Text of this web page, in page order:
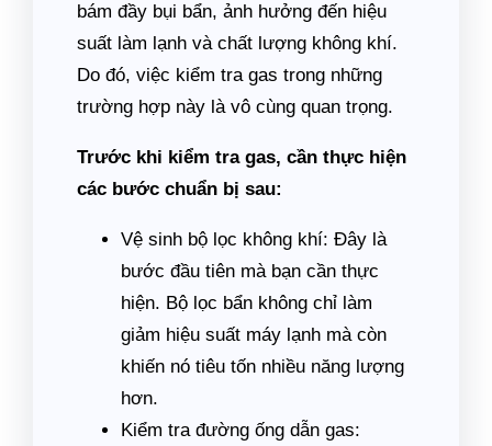
bám đầy bụi bẩn, ảnh hưởng đến hiệu
suất làm lạnh và chất lượng không khí.
Do đó, việc kiểm tra gas trong những
trường hợp này là vô cùng quan trọng.
Trước khi kiểm tra gas, cần thực hiện
các bước chuẩn bị sau:
Vệ sinh bộ lọc không khí: Đây là
bước đầu tiên mà bạn cần thực
hiện. Bộ lọc bẩn không chỉ làm
giảm hiệu suất máy lạnh mà còn
khiến nó tiêu tốn nhiều năng lượng
hơn.
Kiểm tra đường ống dẫn gas: